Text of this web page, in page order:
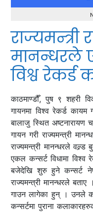
राज्यमन्त्री
मानन्धरले
विश्व रेकर्ड
काठमाण्डौँ, पुष ९ शहरी
गायनमा विश्व रेकर्ड
बालाजु स्थित अष्टनारायण
गायन गरी राज्यमन्त्री
राज्यमन्त्री मानन्धरले
एकल कन्सर्ट विधामा
बजेदेखि शुरु हुने कन्सर्ट
राज्यमन्त्री मानन्धरले
गाउन लागेका हुन् । उनले
कन्सर्टमा पुराना